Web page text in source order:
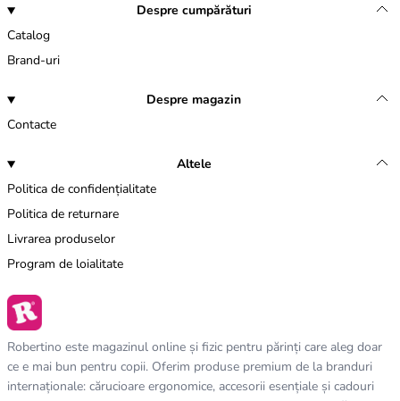
Despre cumpărături
Catalog
Brand-uri
Despre magazin
Contacte
Altele
Politica de confidențialitate
Politica de returnare
Livrarea produselor
Program de loialitate
Robertino este magazinul online și fizic pentru părinți care aleg doar
ce e mai bun pentru copii. Oferim produse premium de la branduri
internaționale: cărucioare ergonomice, accesorii esențiale și cadouri